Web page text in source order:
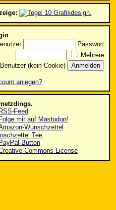
Passwort
Mehrere
Benutzer (kein Cookie)
anlegen?
Tee